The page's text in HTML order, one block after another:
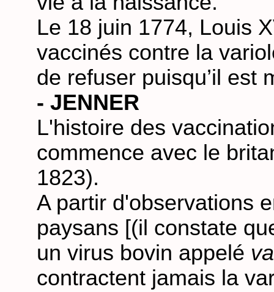
Le 18 juin 1774, Louis
vaccinés contre la
de refuser puisqu’il est
- JENNER
L'histoire des
commence avec le
1823).
A partir d'observations
paysans [(il constate
un virus bovin appelé
contractent jamais la